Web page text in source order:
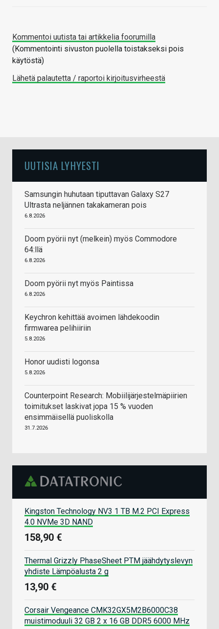
Kommentoi uutista tai artikkelia foorumilla
(Kommentointi sivuston puolella toistakseksi pois
käytöstä)
Lähetä palautetta / raportoi kirjoitusvirheestä
UUTISIA LYHYESTI
Samsungin huhutaan tiputtavan Galaxy S27
Ultrasta neljännen takakameran pois
6.8.2026
Doom pyörii nyt (melkein) myös Commodore
64:llä
6.8.2026
Doom pyörii nyt myös Paintissa
6.8.2026
Keychron kehittää avoimen lähdekoodin
firmwarea pelihiiriin
5.8.2026
Honor uudisti logonsa
5.8.2026
Counterpoint Research: Mobiilijärjestelmäpiirien
toimitukset laskivat jopa 15 % vuoden
ensimmäisellä puoliskolla
31.7.2026
Kingston Technology NV3 1 TB M.2 PCI Express
4.0 NVMe 3D NAND
158,90 €
Thermal Grizzly PhaseSheet PTM jäähdytyslevyn
yhdiste Lämpöalusta 2 g
13,90 €
Corsair Vengeance CMK32GX5M2B6000C38
muistimoduuli 32 GB 2 x 16 GB DDR5 6000 MHz